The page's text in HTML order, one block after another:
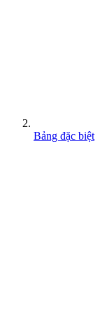
Bảng đặc biệt